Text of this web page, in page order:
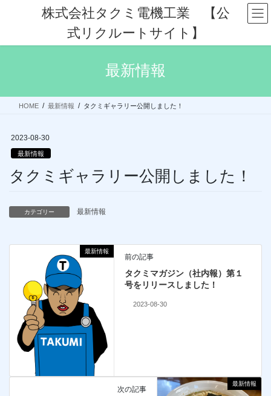
ン
ー
株式会社タクミ電機工業 【公
式リクルートサイト】
最新情報
HOME 最新情報 タクミギャラリー公開しました！
2023-08-30
最新情報
タクミギャラリー公開しました！
カテゴリー 最新情報
最新情報
前の記事
タクミマガジン（社内報）第１
号をリリースしました！
2023-08-30
最新情報
次の記事